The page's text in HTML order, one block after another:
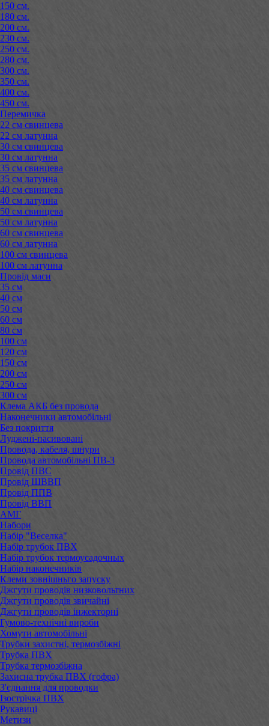
150 см.
180 см.
200 см.
230 см.
250 см.
280 см.
300 см.
350 см.
400 см.
450 см.
Перемичка
22 см свинцева
22 см латунна
30 см свинцева
30 см латунна
35 см свинцева
35 см латунна
40 см свинцева
40 см латунна
50 см свинцева
50 см латунна
60 см свинцева
60 см латунна
100 см свинцева
100 см латунна
Провід маси
35 см
40 см
50 см
60 см
80 см
100 см
120 см
150 см
200 см
250 см
300 см
Клема АКБ без провода
Наконечники автомобільні
Без покриття
Луджені-пасивовані
Провода, кабеля, шнури
Провода автомобільні ПВ-3
Провід ПВС
Провід ШВВП
Провід ППВ
Провід ВВП
АМГ
Набори
Набір "Веселка"
Набір трубок ПВХ
Набір трубок термоусадочных
Набір наконечників
Клеми зовнішньго запуску
Джгути проводів низковольтних
Джгути проводів звичайні
Джгути проводів інжекторні
Гумово-технічні вироби
Хомути автомобільні
Трубки захистні, термозбіжні
Трубка ПВХ
Трубка термозбіжна
Захисна трубка ПВХ (гофра)
З'єднання для проводки
Ізострічка ПВХ
Рукавиці
Метизи